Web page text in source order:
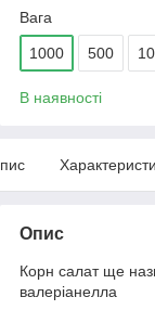
Вага
1000 500
В наявності
Опис
Корн салат ще
валеріанелла